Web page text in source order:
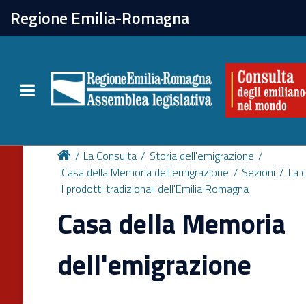
Regione Emilia-Romagna
Toggle navigation
chiudi
Attività
Per chi vive all'estero
Newsletter
La Consulta
Storia dell'emigrazione
Casa della Memoria dell'emigrazione
Sezioni
La
I prodotti tradizionali dell'Emilia Romagna
Casa della Memoria
dell'emigrazione